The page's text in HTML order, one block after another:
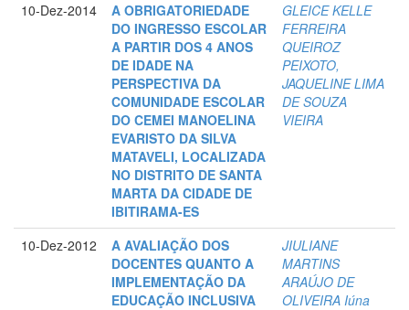
10-Dez-2014
A OBRIGATORIEDADE
DO INGRESSO ESCOLAR
A PARTIR DOS 4 ANOS
DE IDADE NA
PERSPECTIVA DA
COMUNIDADE ESCOLAR
DO CEMEI MANOELINA
EVARISTO DA SILVA
MATAVELI, LOCALIZADA
NO DISTRITO DE SANTA
MARTA DA CIDADE DE
IBITIRAMA-ES
GLEICE KELLE
FERREIRA
QUEIROZ
PEIXOTO,
JAQUELINE LIMA
DE SOUZA
VIEIRA
10-Dez-2012
A AVALIAÇÃO DOS
DOCENTES QUANTO A
IMPLEMENTAÇÃO DA
EDUCAÇÃO INCLUSIVA
JIULIANE
MARTINS
ARAÚJO DE
OLIVEIRA Iúna